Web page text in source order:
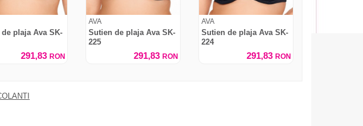
plaja Ava SK-
291,83 RON
AVA
Sutien de plaja Ava SK-
225
291,83 RON
AVA
Sutien de plaja Ava SK-
224
291,83 RON